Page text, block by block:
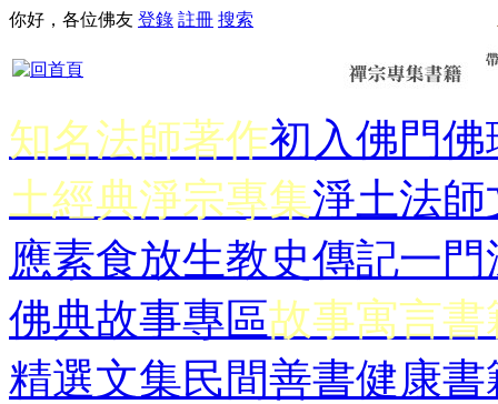
你好，各位佛友 登錄 註冊 搜索
知名法師著作初入佛門佛
土經典淨宗專集淨土法師
應素食放生教史傳記一門
佛典故事專區故事寓言書
精選文集民間善書健康書